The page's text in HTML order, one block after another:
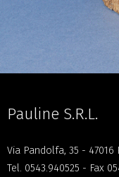
Pauline S.R.L.
Via Pandolfa, 35 - 47016
Tel. 0543.940525 - Fax